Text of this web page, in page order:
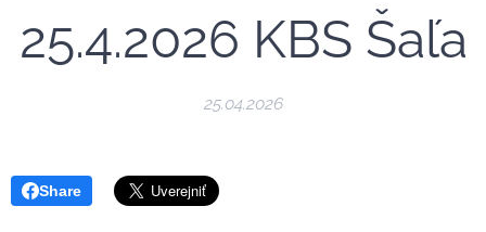
25.4.2026 KBS Šaľa
25.04.2026
Share